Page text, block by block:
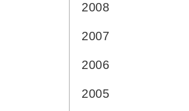
2008
2007
2006
2005